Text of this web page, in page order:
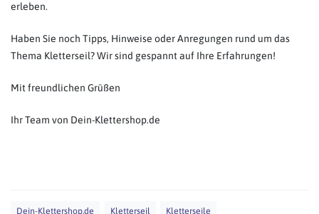
erleben.
Haben Sie noch Tipps, Hinweise oder Anregungen rund um das
Thema Kletterseil? Wir sind gespannt auf Ihre Erfahrungen!
Mit freundlichen Grüßen
Ihr Team von Dein-Klettershop.de
Dein-Klettershop.de Kletterseil Kletterseile